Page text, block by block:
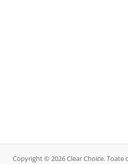
Copyright © 2026 Clear Choice. Toate